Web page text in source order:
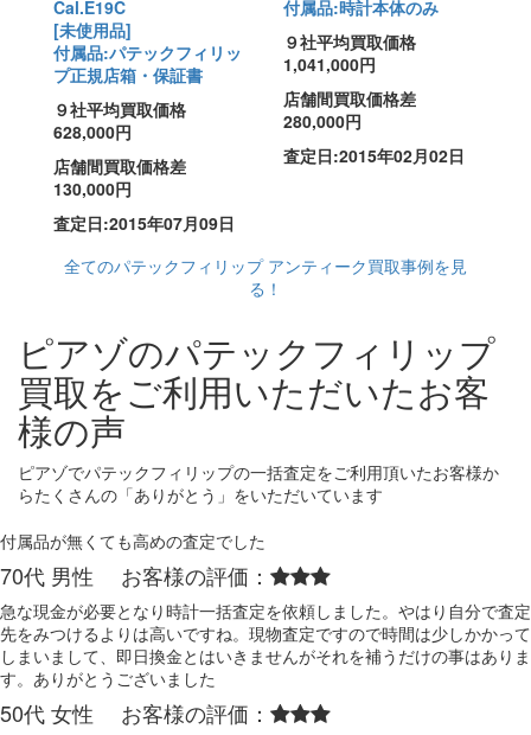
Cal.E19C
[未使用品]
付属品:パテックフィリッ
プ正規店箱・保証書
９社平均買取価格
628,000円
店舗間買取価格差
130,000円
査定日:2015年07月09日
付属品:時計本体のみ
９社平均買取価格
1,041,000円
店舗間買取価格差
280,000円
査定日:2015年02月02日
全てのパテックフィリップ アンティーク買取事例を見
る！
ピアゾのパテックフィリップ
買取をご利用いただいたお客
様の声
ピアゾでパテックフィリップの一括査定をご利用頂いたお客様か
らたくさんの「ありがとう」をいただいています
付属品が無くても高めの査定でした
70代 男性 お客様の評価：
急な現金が必要となり時計一括査定を依頼しました。やはり自分で査定
先をみつけるよりは高いですね。現物査定ですので時間は少しかかって
しまいまして、即日換金とはいきませんがそれを補うだけの事はありま
す。ありがとうございました
50代 女性 お客様の評価：